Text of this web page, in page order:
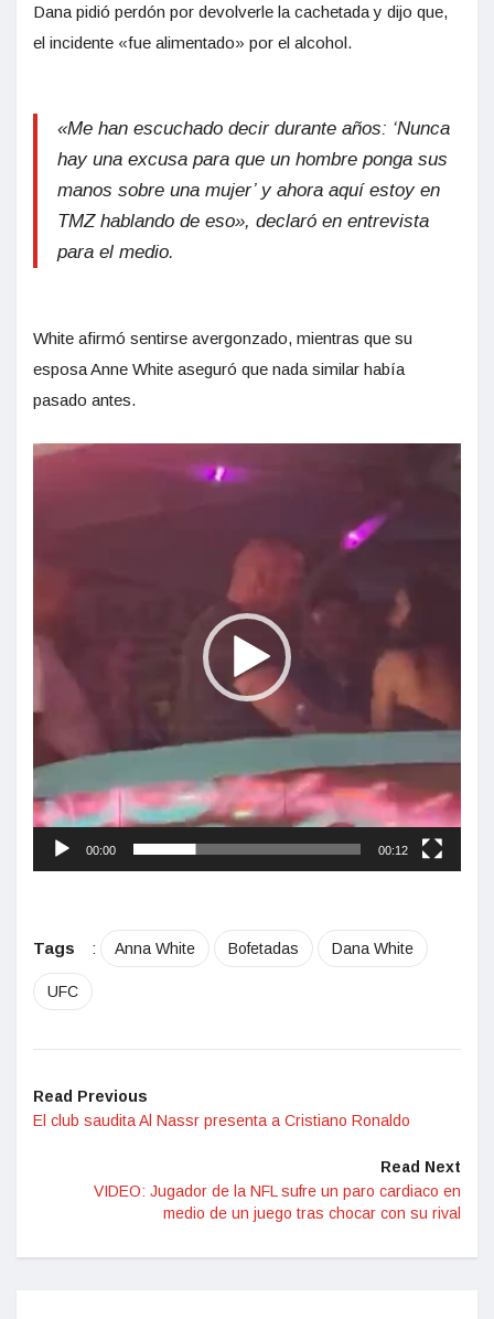
Dana pidió perdón por devolverle la cachetada y dijo que,
el incidente «fue alimentado» por el alcohol.
«Me han escuchado decir durante años: ‘Nunca
hay una excusa para que un hombre ponga sus
manos sobre una mujer’ y ahora aquí estoy en
TMZ hablando de eso», declaró en entrevista
para el medio.
White afirmó sentirse avergonzado, mientras que su
esposa Anne White aseguró que nada similar había
pasado antes.
Reproductor
00:00 00:12
Tags : Anna White Bofetadas Dana White
UFC
Read Previous
El club saudita Al Nassr presenta a Cristiano Ronaldo
Read Next
VIDEO: Jugador de la NFL sufre un paro cardiaco en
medio de un juego tras chocar con su rival